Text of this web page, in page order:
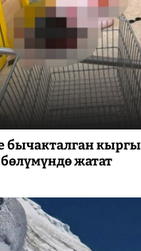
бычакталган
жатат